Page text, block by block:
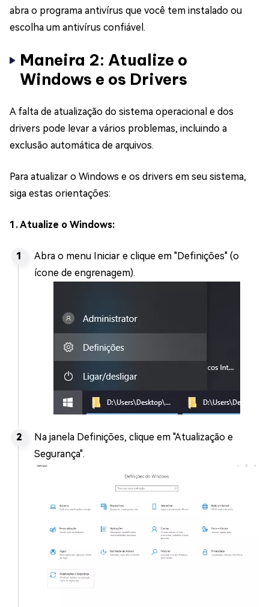
abra o programa antivírus que você tem instalado ou
escolha um antivírus confiável.
Maneira 2: Atualize o
Windows e os Drivers
A falta de atualização do sistema operacional e dos
drivers pode levar a vários problemas, incluindo a
exclusão automática de arquivos.
Para atualizar o Windows e os drivers em seu sistema,
siga estas orientações:
1. Atualize o Windows:
Abra o menu Iniciar e clique em "Definições" (o
ícone de engrenagem).
Na janela Definições, clique em "Atualização e
Segurança".